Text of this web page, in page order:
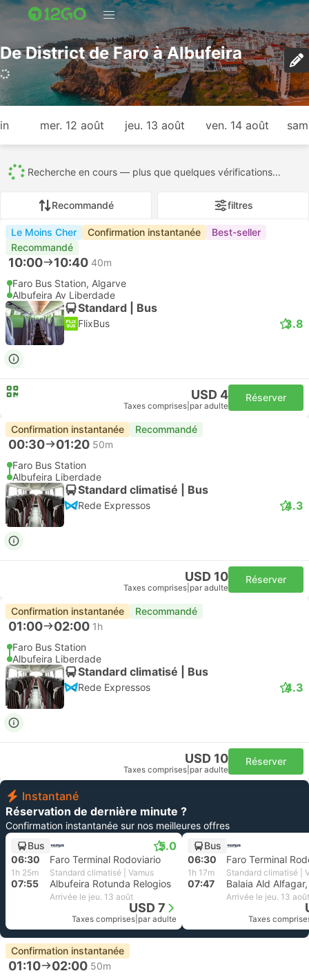
De District de Faro à Albufeira
2 118 voyages (USD 4 – USD 125)
mer. 12 août jeu. 13 août ven. 14 août
Tout2118 2113 5
Recommandé filtres
Le Moins Cher Confirmation instantanée
Best-seller
Recommandé
10:00 10:40 40m
Faro Bus Station, Algarve
Albufeira Av Liberdade
Standard | Bus
FlixBus 3.8
USD 4
Taxes comprises par adulte
Réserver
Confirmation instantanée Recommandé
00:30 01:20 50m
Faro Bus Station
Albufeira Liberdade
Standard climatisé | Bus
Rede Expressos 4.3
USD 10
Taxes comprises par adulte
Réserver
Confirmation instantanée Recommandé
01:00 02:00 1h
Faro Bus Station
Albufeira Liberdade
Standard climatisé | Bus
Rede Expressos 4.3
USD 10
Taxes comprises par adulte
Réserver
Instantané
Réservation de dernière minute ?
Confirmation instantanée sur nos meilleures offres
Bus
5.0
06:30 Faro Terminal Rodoviario
1h 25m Standard climatisé | Vamus
07:55 Albufeira Rotunda Relogios
Arrivée le jeu. 13 août
USD 7
Taxes comprises par adulte
Bus
06:30
Faro Terminal
1h 17m Standard climatisé |
07:47
Arrivée le jeu. 13 août
Taxes
Confirmation instantanée
01:10 02:00 50m